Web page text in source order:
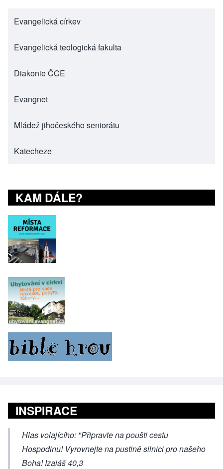
Evangelická církev
(opens in new tab)
Evangelická teologická fakulta
(opens in new tab)
Diakonie ČCE
(opens in new tab)
Evangnet
(opens in new tab)
Mládež jihočeského seniorátu
(opens in new tab)
Katecheze
(opens in new tab)
KAM DÁLE?
INSPIRACE
Hlas volajícího: "Připravte na poušti cestu
Hospodinu! Vyrovnejte na pustině silnici pro našeho
Boha! Izaiáš 40,3